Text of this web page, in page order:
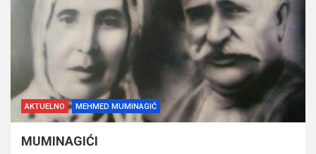
AKTUELNO MEHMED MUMINAGIĆ
MUMINAGIĆI